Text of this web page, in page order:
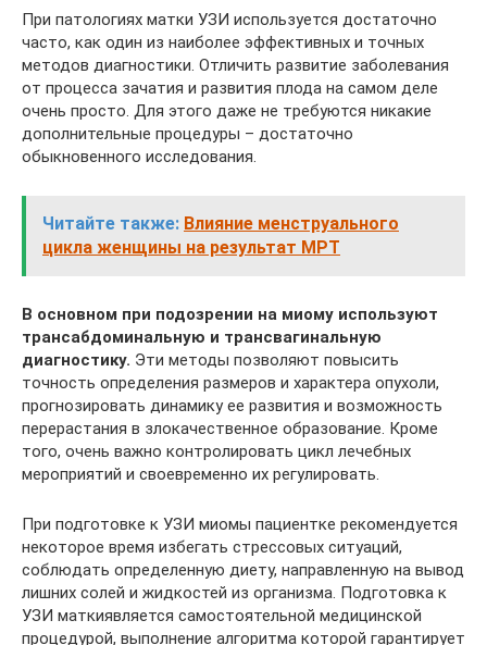
При патологиях матки УЗИ используется достаточно
часто, как один из наиболее эффективных и точных
методов диагностики. Отличить развитие заболевания
от процесса зачатия и развития плода на самом деле
очень просто. Для этого даже не требуются никакие
дополнительные процедуры – достаточно
обыкновенного исследования.
Читайте также: Влияние менструального
цикла женщины на результат МРТ
В основном при подозрении на миому используют
трансабдоминальную и трансвагинальную
диагностику. Эти методы позволяют повысить
точность определения размеров и характера опухоли,
прогнозировать динамику ее развития и возможность
перерастания в злокачественное образование. Кроме
того, очень важно контролировать цикл лечебных
мероприятий и своевременно их регулировать.
При подготовке к УЗИ миомы пациентке рекомендуется
некоторое время избегать стрессовых ситуаций,
соблюдать определенную диету, направленную на вывод
лишних солей и жидкостей из организма. Подготовка к
УЗИ маткиявляется самостоятельной медицинской
процедурой, выполнение алгоритма которой гарантирует